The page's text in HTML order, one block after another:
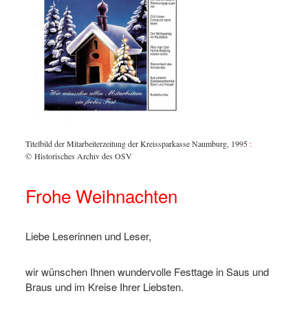
Titelbild der Mitarbeiterzeitung der Kreissparkasse Naumburg, 1995 :
© Historisches Archiv des OSV
Frohe Weihnachten
Liebe Leserinnen und Leser,
wir wünschen Ihnen wundervolle Festtage in Saus und
Braus und im Kreise Ihrer Liebsten.